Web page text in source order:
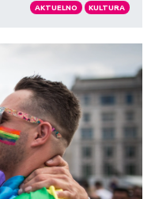
AKTUELNO KULTURA